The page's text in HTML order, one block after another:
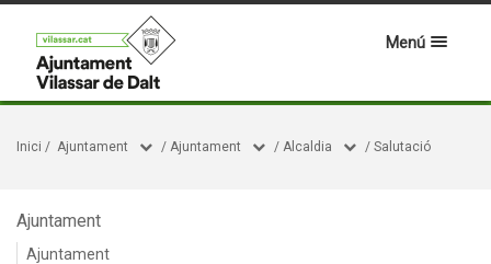
Menú
Inici / Ajuntament / Ajuntament / Alcaldia / Salutació
Ajuntament
Ajuntament